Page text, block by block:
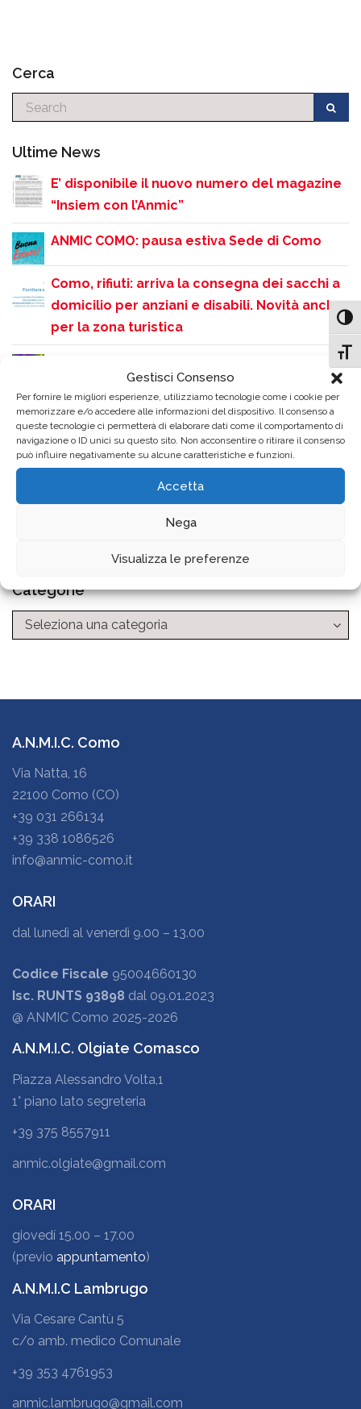
Gestisci Consenso
Per fornire le migliori esperienze, utilizziamo tecnologie come i cookie per
memorizzare e/o accedere alle informazioni del dispositivo. Il consenso a
queste tecnologie ci permetterà di elaborare dati come il comportamento di
navigazione o ID unici su questo sito. Non acconsentire o ritirare il consenso
può influire negativamente su alcune caratteristiche e funzioni.
Accetta
Nega
Visualizza le preferenze
Cerca
Cerca
Ultime News
E’ disponibile il nuovo numero del magazine
“Insiem con l’Anmic”
ANMIC COMO: pausa estiva Sede di Como
Como, rifiuti: arriva la consegna dei sacchi a
domicilio per anziani e disabili. Novità anche
per la zona turistica
grande successo per la serata QueenMania
in Piazza Perretta
Rinvio dello Screening Uditivo gratuito
causa ondata di calore
Categorie
Categorie
A.N.M.I.C. Como
Via Natta, 16
22100 Como (CO)
+39 031 266134
+39 338 1086526
info@anmic-como.it
ORARI
dal lunedì al venerdì 9.00 – 13.00
Codice Fiscale 95004660130
Isc. RUNTS 93898 dal 09.01.2023
@ ANMIC Como 2025-2026
A.N.M.I.C. Olgiate Comasco
Piazza Alessandro Volta,1
1° piano lato segreteria
+39 375 8557911
anmic.olgiate@gmail.com
ORARI
giovedí 15.00 – 17.00
(previo appuntamento)
A.N.M.I.C Lambrugo
Via Cesare Cantù 5
c/o amb. medico Comunale
+39 353 4761953
anmic.lambrugo@gmail.com